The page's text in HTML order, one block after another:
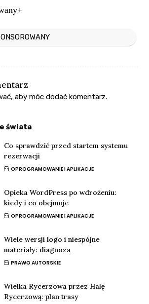
, aby móc dodać komentarz.
świata
Co sprawdzić przed startem systemu
rezerwacji
OPROGRAMOWANIE I APLIKACJE
Opieka WordPress po wdrożeniu:
kiedy i co obejmuje
OPROGRAMOWANIE I APLIKACJE
Wiele wersji logo i niespójne
materiały: diagnoza
PRAWO AUTORSKIE
Wielka Rycerzowa przez Halę
Rycerzową: plan trasy